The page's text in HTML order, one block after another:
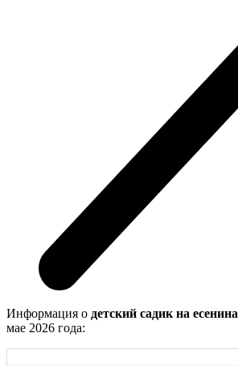
Информация о детский садик на есенина
мае 2026 года: